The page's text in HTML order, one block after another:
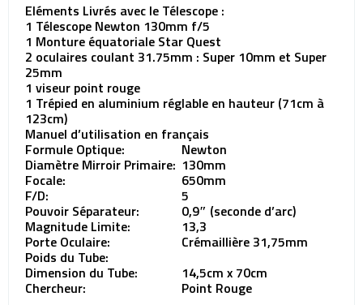
Eléments Livrés avec le Télescope :
1 Télescope Newton 130mm f/5
1 Monture équatoriale Star Quest
2 oculaires coulant 31.75mm : Super 10mm et Super
25mm
1 viseur point rouge
1 Trépied en aluminium réglable en hauteur (71cm à
123cm)
Manuel d’utilisation en français
Formule Optique: Newton
Diamètre Mirroir Primaire: 130mm
Focale: 650mm
F/D: 5
Pouvoir Séparateur: 0,9″ (seconde d’arc)
Magnitude Limite: 13,3
Porte Oculaire: Crémaillière 31,75mm
Poids du Tube:
Dimension du Tube: 14,5cm x 70cm
Chercheur:
Point Rouge